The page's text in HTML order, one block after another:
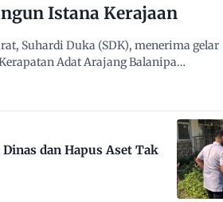
Istana Kerajaan
Suhardi Duka (SDK), menerima gelar
Adat Arajang Balanipa…
dan Hapus Aset Tak